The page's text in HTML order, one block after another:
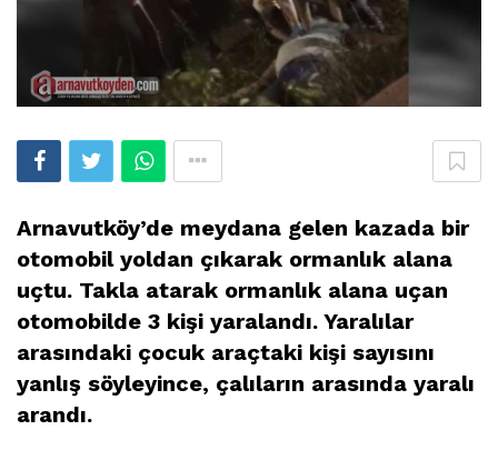
Arnavutköy’de meydana gelen kazada bir
otomobil yoldan çıkarak ormanlık alana
uçtu. Takla atarak ormanlık alana uçan
otomobilde 3 kişi yaralandı. Yaralılar
arasındaki çocuk araçtaki kişi sayısını
yanlış söyleyince, çalıların arasında yaralı
arandı.